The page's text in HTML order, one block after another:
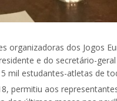
dos Jogos
e do secretário-
mil estudantes-atletas de
permitiu aos